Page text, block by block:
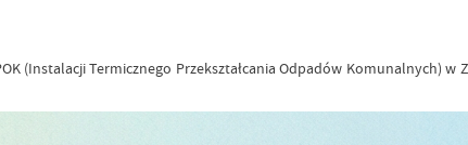
(Instalacji Termicznego Przekształcania Odpadów Komunalnych) w